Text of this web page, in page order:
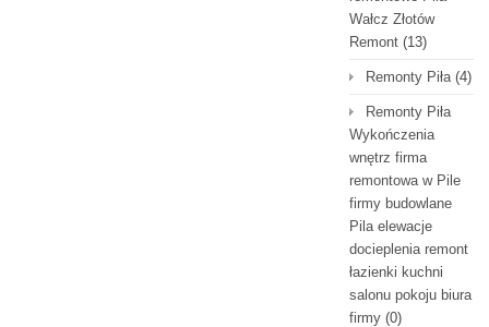
Wałcz Złotów
Remont (13)
Remonty Piła(4)
Remonty Piła
Wykończenia
wnętrz firma
remontowa w Pile
firmy budowlane
Pila elewacje
docieplenia remont
łazienki kuchni
salonu pokoju biura
firmy (0)